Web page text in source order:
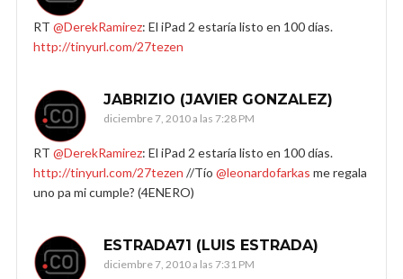
RT @DerekRamirez: El iPad 2 estaría listo en 100 días.
http://tinyurl.com/27tezen
JABRIZIO (JAVIER GONZALEZ)
diciembre 7, 2010 a las 7:28 PM
RT @DerekRamirez: El iPad 2 estaría listo en 100 días.
http://tinyurl.com/27tezen //Tío @leonardofarkas me regala
uno pa mi cumple? (4ENERO)
ESTRADA71 (LUIS ESTRADA)
diciembre 7, 2010 a las 7:31 PM